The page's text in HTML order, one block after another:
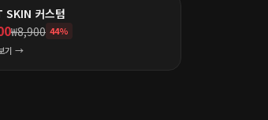
SKIN 커스텀
₩8,900 44%
기 →